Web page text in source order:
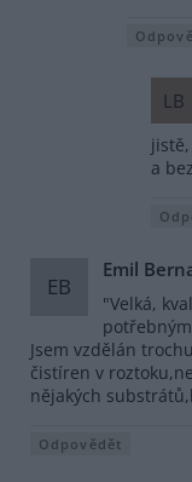
LB
a
EB
Emil
"Velká,
Jsem vzdělán
čistíren v
nějakých
Odpovědět